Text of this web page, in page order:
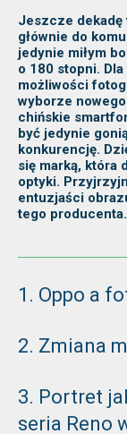
Jeszcze dekadę
głównie do
jedynie miłym
o 180 stopni.
możliwości
wyborze
chińskie
być jedynie
konkurencję.
się marką, która
optyki.
entuzjaści
tego producenta.
1. Oppo a
2. Zmiana
3. Portret
seria Reno